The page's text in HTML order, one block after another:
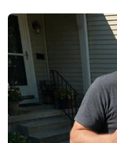
#Roche
#phương pháp